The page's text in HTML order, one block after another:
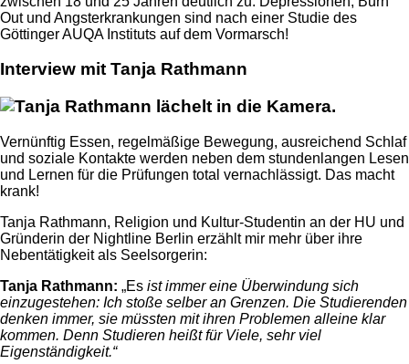
Out und Angsterkrankungen sind nach einer Studie des
Göttinger AUQA Instituts auf dem Vormarsch!
Interview mit Tanja Rathmann
Vernünftig Essen, regelmäßige Bewegung, ausreichend Schlaf
und soziale Kontakte werden neben dem stundenlangen Lesen
und Lernen für die Prüfungen total vernachlässigt. Das macht
krank!
Tanja Rathmann, Religion und Kultur-Studentin an der HU und
Gründerin der Nightline Berlin erzählt mir mehr über ihre
Nebentätigkeit als Seelsorgerin:
Tanja Rathmann: „Es ist immer eine Überwindung sich
einzugestehen: Ich stoße selber an Grenzen. Die Studierenden
denken immer, sie müssten mit ihren Problemen alleine klar
kommen. Denn Studieren heißt für Viele, sehr viel
Eigenständigkeit.“